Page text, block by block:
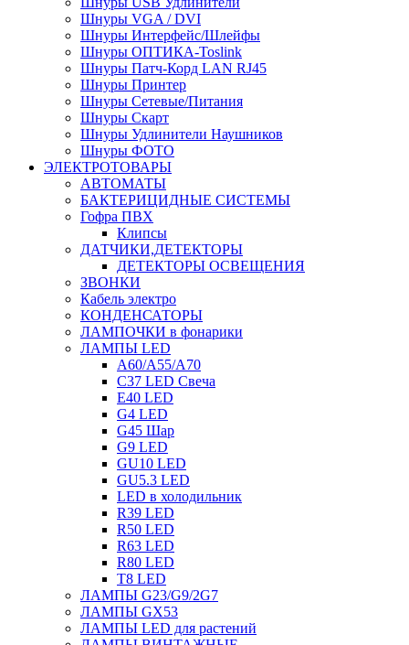
Шнуры VGA / DVI
Шнуры Интерфейс/Шлейфы
Шнуры ОПТИКА-Toslink
Шнуры Патч-Корд LAN RJ45
Шнуры Принтер
Шнуры Сетевые/Питания
Шнуры Скарт
Шнуры Удлинители Наушников
Шнуры ФОТО
ЭЛЕКТРОТОВАРЫ
АВТОМАТЫ
БАКТЕРИЦИДНЫЕ СИСТЕМЫ
Гофра ПВХ
Клипсы
ДАТЧИКИ,ДЕТЕКТОРЫ
ДЕТЕКТОРЫ ОСВЕЩЕНИЯ
ЗВОНКИ
Кабель электро
КОНДЕНСАТОРЫ
ЛАМПОЧКИ в фонарики
ЛАМПЫ LED
A60/A55/A70
C37 LED Свеча
E40 LED
G4 LED
G45 Шар
G9 LED
GU10 LED
GU5.3 LED
LED в холодильник
R39 LED
R50 LED
R63 LED
R80 LED
T8 LED
ЛАМПЫ G23/G9/2G7
ЛАМПЫ GX53
ЛАМПЫ LED для растений